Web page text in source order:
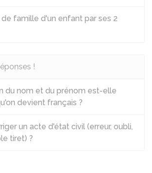
famille d'un enfant par ses 2
!
du nom et du prénom est-elle
devient français ?
un acte d'état civil (erreur, oubli,
tiret) ?